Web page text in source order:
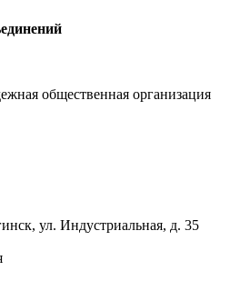
общественная организация
ул. Индустриальная, д. 35